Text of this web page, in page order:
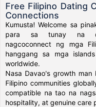
Free Filipino Dating
Connections
Kumusta! Welcome sa
para sa tunay na
nagcoconnect ng mga
hanggang sa mga
worldwide.
Nasa Davao's growth
Filipino communities
compatible na tao na
hospitality, at genuine care